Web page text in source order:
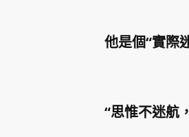
他是個“實際
“思惟不迷航